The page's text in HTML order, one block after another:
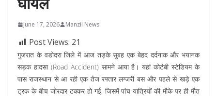
June 17, 2026 Manzil News
Post Views: 21
गुजरात के वडोदरा जिले में आज तड़के सुबह एक बेहद दर्दनाक और भयानक
सड़क हादसा (Road Accident) सामने आया है। यहां कोटंबी स्टेडियम के
पास राजस्थान से आ रही एक तेज रफ्तार लग्जरी बस और पहले से खड़े एक
ट्रक के बीच जोरदार टक्कर हो गई, जिसमें पांच यात्रियों की मौके पर ही मौत